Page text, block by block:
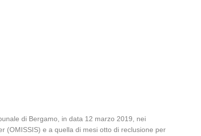
di Bergamo, in data 12 marzo 2019, nei
(OMISSIS) e a quella di mesi otto di reclusione per